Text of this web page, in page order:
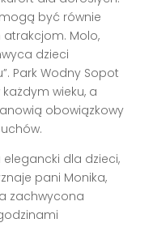
mogą być równie
Molo,
dzieci
Park Wodny Sopot
wieku, a
obowiązkowy
elegancki dla dzieci,
pani Monika,
zachwycona